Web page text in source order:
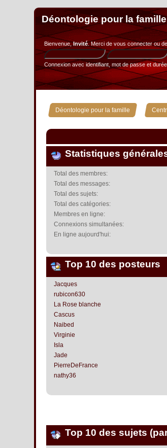
Déontologie pour la famille
Bienvenue,Invité. Merci devous connecterou
Connexion avec identifiant, mot de passe et
Déontologie pour la famille »
Statistiques
Total des membres:
Total des messages:
Total des sujets:
Total des catégories:
Membres en ligne:
Connexions simultanées:
En ligne aujourd'hui:
Top 10 des posteurs
Jacques
rubicon630
La Rose blanche
Cascus
Naibed
Virginie
Isla
Jade
PierreDeFrance
nathy36
Top 10 des sujets